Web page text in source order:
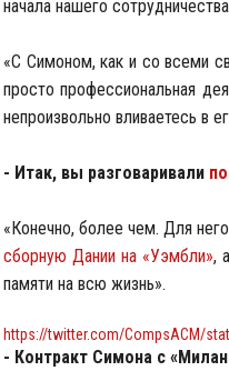
начала нашего
«С Симоном, как и со всеми
просто профессиональная
непроизвольно вливаетесь в
- Итак, вы разговаривали
«Конечно, более чем. Для
сборную Дании на «Уэмбли»,
памяти на всю жизнь».
https://twitter.com/CompsACM/
- Контракт Симона с